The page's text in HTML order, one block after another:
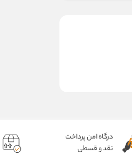
درگاه امن پرداخت
نقد و قسطی